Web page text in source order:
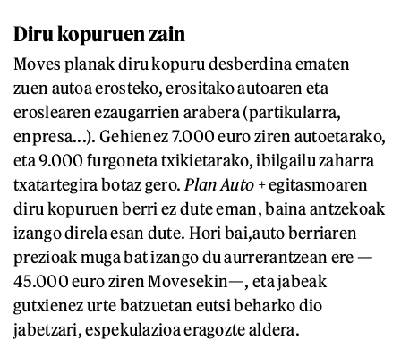
Diru kopuruen zain
Moves planak diru kopuru desberdina ematen
zuen autoa erosteko, erositako autoaren eta
eroslearen ezaugarrien arabera (partikularra,
enpresa...). Gehienez 7.000 euro ziren autoetarako,
eta 9.000 furgoneta txikietarako, ibilgailu zaharra
txatartegira botaz gero. Plan Auto +egitasmoaren
diru kopuruen berri ez dute eman, baina antzekoak
izango direla esan dute. Hori bai,auto berriaren
prezioak muga bat izango du aurrerantzean ere —
45.000 euro ziren Movesekin—, eta jabeak
gutxienez urte batzuetan eutsi beharko dio
jabetzari, espekulazioa eragozte aldera.